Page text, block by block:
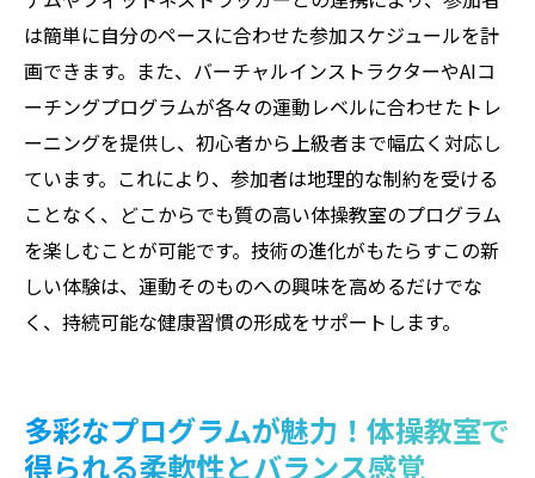
忙しい人のための体操教室の活用法
予約システムを利用した効率的な通い方
体操教室での時間管理術
予約の際に確認すべきポイント
効率的な体操教室のスケジュール作成方法
体操教室での成長をサポート！年齢や経験に応
じた効果的なプログラム
初心者向けの基礎プログラム
中級者向けのステップアップトレーニング
年齢別に選べるプログラムの特徴
体操教室での成長を促すフィードバックの
は簡単に自分のペースに合わせた参加スケジュールを計
画できます。また、バーチャルインストラクターやAIコ
ーチングプログラムが各々の運動レベルに合わせたトレ
ーニングを提供し、初心者から上級者まで幅広く対応し
ています。これにより、参加者は地理的な制約を受ける
ことなく、どこからでも質の高い体操教室のプログラム
を楽しむことが可能です。技術の進化がもたらすこの新
しい体験は、運動そのものへの興味を高めるだけでな
く、持続可能な健康習慣の形成をサポートします。
多彩なプログラムが魅力！体操教室で
得られる柔軟性とバランス感覚